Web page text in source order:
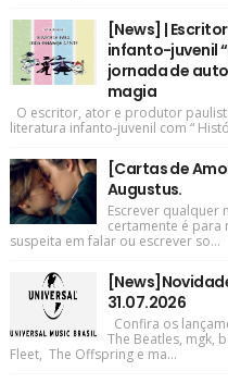
[News] |
infanto-juvenil
jornada de
magia
O escritor, ator e produtor
literatura infanto-juvenil com “
[Cartas de
Augustus.
Escrever qualquer
certamente é para
suspeita em falar ou escrever so...
31.07.2026
Confira os
The Beatles, mgk,
Fleet, The Offspring e ma...